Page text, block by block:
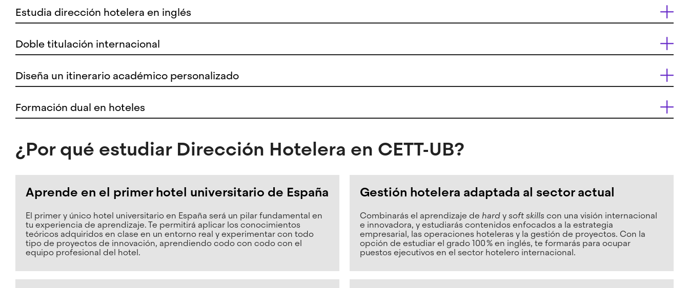
Estudia dirección hotelera en inglés
Doble titulación internacional
Diseña un itinerario académico personalizado
Formación dual en hoteles
¿Por qué estudiar Dirección Hotelera en CETT-UB?
Aprende en el primer hotel universitario de España
El primer y único hotel universitario en España será un pilar fundamental en
tu experiencia de aprendizaje. Te permitirá aplicar los conocimientos
teóricos adquiridos en clase en un entorno real y experimentar con todo
tipo de proyectos de innovación, aprendiendo codo con codo con el
equipo profesional del hotel.
Gestión hotelera adaptada al sector actual
Combinarás el aprendizaje de hardysoft skills con una visión internacional
e innovadora, y estudiarás contenidos enfocados a la estrategia
empresarial, las operaciones hoteleras y la gestión de proyectos. Con la
opción de estudiar el grado 100 % en inglés, te formarás para ocupar
puestos ejecutivos en el sector hotelero internacional.